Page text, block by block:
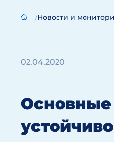
Новости и
02.04.2020